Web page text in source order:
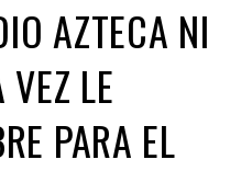
AZTECA NI
LE
PARA EL